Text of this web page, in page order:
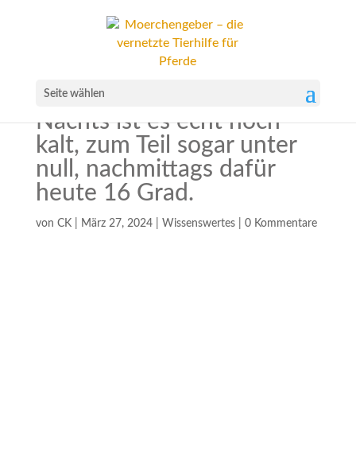
Seite wählen
Nachts ist es echt noch
kalt, zum Teil sogar unter
null, nachmittags dafür
heute 16 Grad.
von CK| März 27, 2024| Wissenswertes| 0 Kommentare